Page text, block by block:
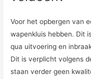
Voor het opbergen van
wapenkluis hebben. Dit
qua uitvoering en
Dit is verplicht volgens
staan verder geen